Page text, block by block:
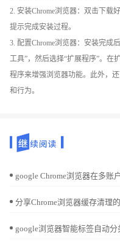
2. 安装Chrome浏览器：双击下载
提示完成安装过程。
3. 配置Chrome浏览器：安装完成
工具”，然后选择“扩展程序”。在
程序来增强浏览器功能。此外，
和行为。